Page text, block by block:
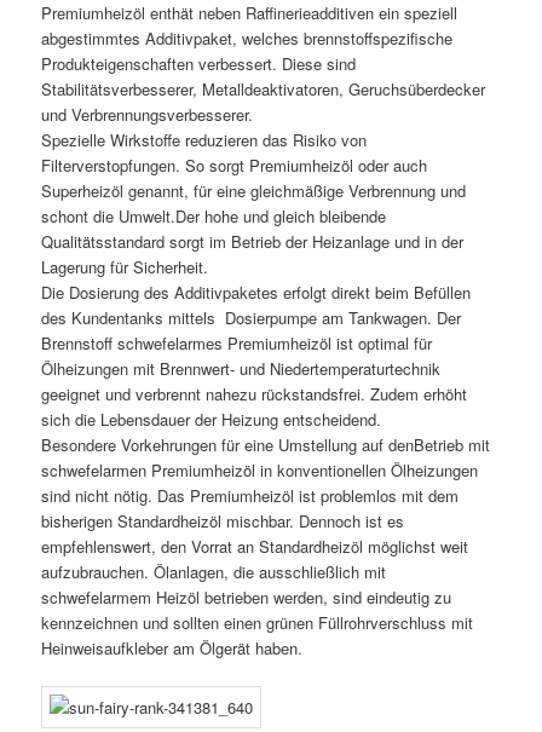
Premiumheizöl enthät neben Raffinerieadditiven ein speziell
abgestimmtes Additivpaket, welches brennstoffspezifische
Produkteigenschaften verbessert. Diese sind
Stabilitätsverbesserer, Metalldeaktivatoren, Geruchsüberdecker
und Verbrennungsverbesserer.
Spezielle Wirkstoffe reduzieren das Risiko von
Filterverstopfungen. So sorgt Premiumheizöl oder auch
Superheizöl genannt, für eine gleichmäßige Verbrennung und
schont die Umwelt.Der hohe und gleich bleibende
Qualitätsstandard sorgt im Betrieb der Heizanlage und in der
Lagerung für Sicherheit.
Die Dosierung des Additivpaketes erfolgt direkt beim Befüllen
des Kundentanks mittels Dosierpumpe am Tankwagen. Der
Brennstoff schwefelarmes Premiumheizöl ist optimal für
Ölheizungen mit Brennwert- und Niedertemperaturtechnik
geeignet und verbrennt nahezu rückstandsfrei. Zudem erhöht
sich die Lebensdauer der Heizung entscheidend.
Besondere Vorkehrungen für eine Umstellung auf denBetrieb mit
schwefelarmen Premiumheizöl in konventionellen Ölheizungen
sind nicht nötig. Das Premiumheizöl ist problemlos mit dem
bisherigen Standardheizöl mischbar. Dennoch ist es
empfehlenswert, den Vorrat an Standardheizöl möglichst weit
aufzubrauchen. Ölanlagen, die ausschließlich mit
schwefelarmem Heizöl betrieben werden, sind eindeutig zu
kennzeichnen und sollten einen grünen Füllrohrverschluss mit
Heinweisaufkleber am Ölgerät haben.